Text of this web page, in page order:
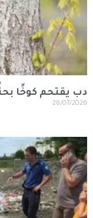
دب يقتحم كوخًا
28/07/2026